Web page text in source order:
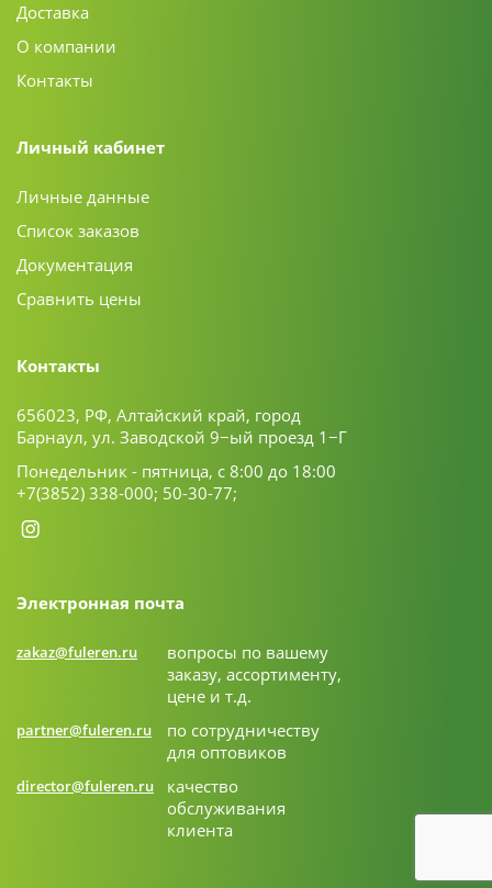
Доставка
О компании
Контакты
Личный кабинет
Личные данные
Список заказов
Документация
Сравнить цены
Контакты
656023, РФ, Алтайский край, город
Барнаул, ул. Заводской 9−ый проезд 1−Г
Понедельник - пятница, с 8:00 до 18:00
+7(3852) 338-000; 50-30-77;
Электронная почта
zakaz@fuleren.ru
вопросы по вашему
заказу, ассортименту,
цене и т.д.
partner@fuleren.ru
по сотрудничеству
для оптовиков
director@fuleren.ru
качество
обслуживания
клиента